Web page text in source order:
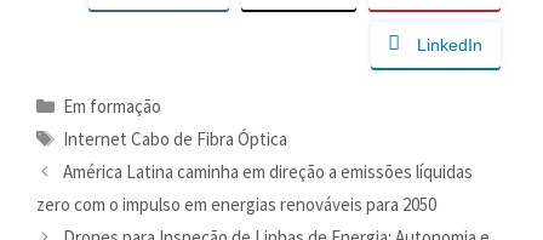
LinkedIn
Categorias
Em formação
Tag
Internet Cabo de Fibra Óptica
América Latina caminha em direção a emissões líquidas
zero com o impulso em energias renováveis ​​para 2050